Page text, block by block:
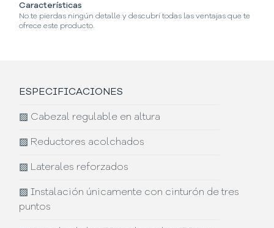
Características
No te pierdas ningún detalle y descubrí todas las ventajas que te
ofrece este producto.
ESPECIFICACIONES
▨ Cabezal regulable en altura
▨ Reductores acolchados
▨ Laterales reforzados
▨Instalación únicamente con cinturón de tres
puntos